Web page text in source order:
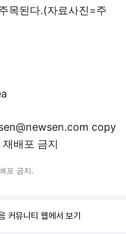
목된다.(자료사진=주
copy
배포 금지
포 금지.
커뮤니티 웹에서 보기